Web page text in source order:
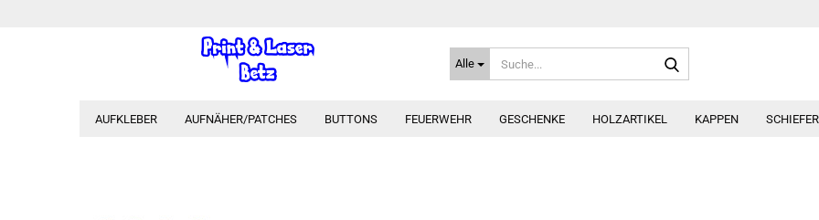
Alle
AUFKLEBER AUFNÄHER/PATCHES BUTTONS FEUERWEHR GESCHENKE HOLZARTIKEL KAPPEN